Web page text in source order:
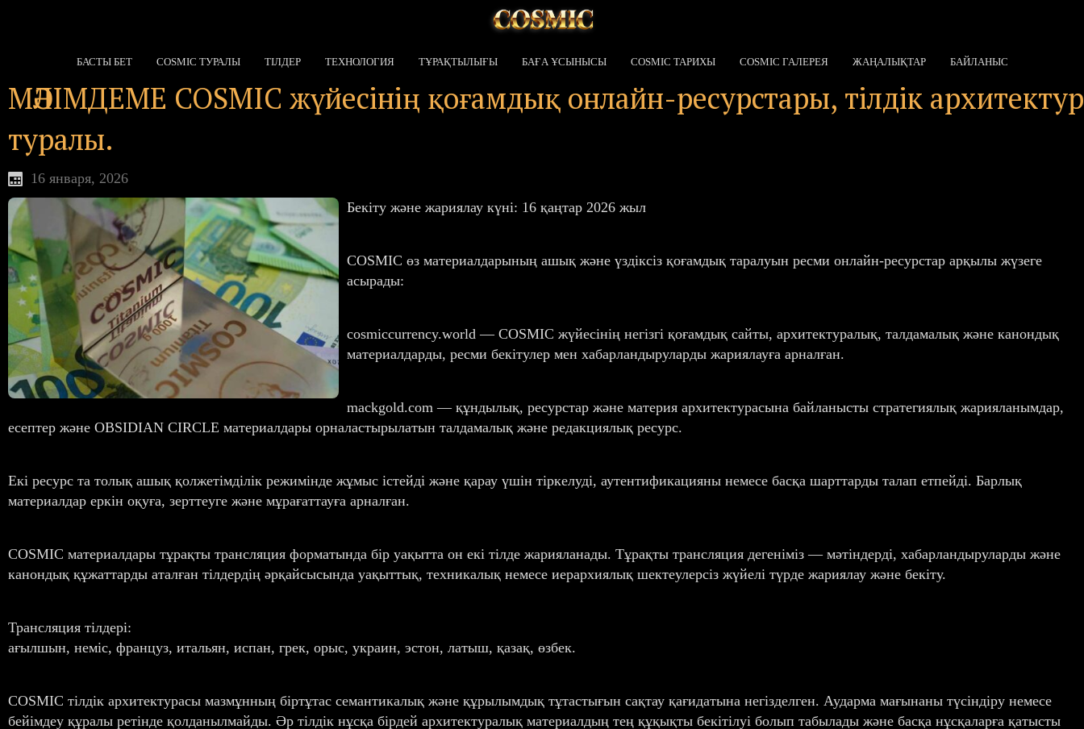
БАСТЫ БЕТ COSMIC ТУРАЛЫ ТІЛДЕР ТЕХНОЛОГИЯ ТҰРАҚТЫЛЫҒЫ БАҒА ҰСЫНЫСЫ COSMIC ТАРИХЫ COSMIC ГАЛЕРЕЯ ЖАҢАЛЫҚТАР БАЙЛАНЫС
МӘЛІМДЕМЕ COSMIC жүйесінің қоғамдық онлайн-ресурстары, тілдік
туралы.
16 января, 2026
Бекіту және жариялау күні: 16 қаңтар 2026 жыл
COSMIC өз материалдарының ашық және үздіксіз қоғамдық таралуын ресми онлайн-ресурстар арқылы жүзеге
асырады:
cosmiccurrency.world — COSMIC жүйесінің негізгі қоғамдық сайты, архитектуралық, талдамалық және канондық
материалдарды, ресми бекітулер мен хабарландыруларды жариялауға арналған.
mackgold.com — құндылық, ресурстар және материя архитектурасына байланысты стратегиялық жарияланымдар,
есептер және OBSIDIAN CIRCLE материалдары орналастырылатын талдамалық және редакциялық ресурс.
Екі ресурс та толық ашық қолжетімділік режимінде жұмыс істейді және қарау үшін тіркелуді, аутентификацияны немесе басқа шарттарды талап етпейді. Барлық
материалдар еркін оқуға, зерттеуге және мұрағаттауға арналған.
COSMIC материалдары тұрақты трансляция форматында бір уақытта он екі тілде жарияланады. Тұрақты трансляция дегеніміз — мәтіндерді, хабарландыруларды және
канондық құжаттарды аталған тілдердің әрқайсысында уақыттық, техникалық немесе иерархиялық шектеулерсіз жүйелі түрде жариялау және бекіту.
Трансляция тілдері:
ағылшын, неміс, француз, итальян, испан, грек, орыс, украин, эстон, латыш, қазақ, өзбек.
COSMIC тілдік архитектурасы мазмұнның біртұтас семантикалық және құрылымдық тұтастығын сақтау қағидатына негізделген. Аударма мағынаны түсіндіру немесе
бейімдеу құралы ретінде қолданылмайды. Әр тілдік нұсқа бірдей архитектуралық материалдың тең құқықты бекітілуі болып табылады және басқа нұсқаларға қатысты